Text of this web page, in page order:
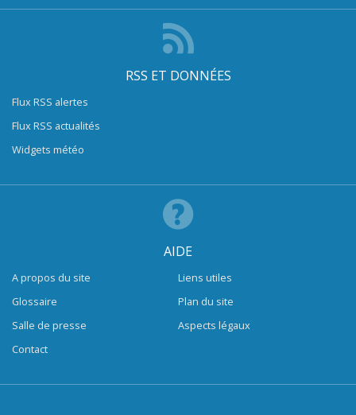
RSS ET DONNÉES
Flux RSS alertes
Flux RSS actualités
Widgets météo
AIDE
A propos du site
Glossaire
Salle de presse
Contact
Liens utiles
Plan du site
Aspects légaux